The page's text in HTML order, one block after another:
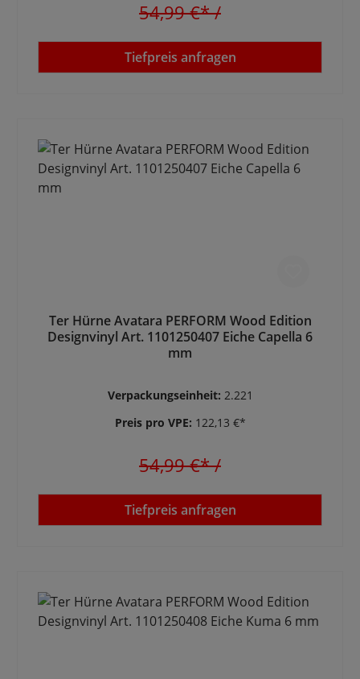
54,99 €*/
Tiefpreis anfragen
Ter Hürne Avatara PERFORM Wood Edition
Designvinyl Art. 1101250407 Eiche Capella 6
mm
Verpackungseinheit: 2.221
Preis pro VPE: 122,13 €*
54,99 €*/
Tiefpreis anfragen